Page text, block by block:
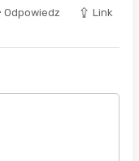
Odpowiedz Link